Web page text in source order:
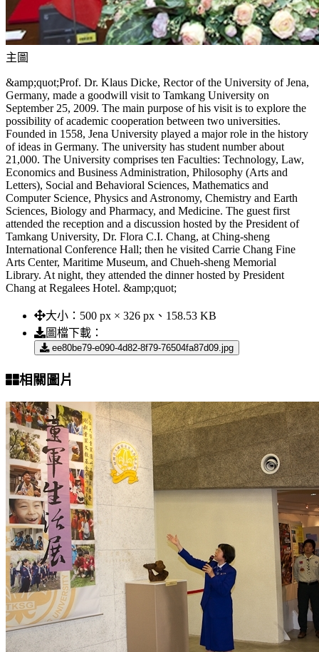
主圖
&amp;quot;Prof. Dr. Klaus Dicke, Rector of the University of Jena,
Germany, made a goodwill visit to Tamkang University on
September 25, 2009. The main purpose of his visit is to explore the
possibility of academic cooperation between two universities.
Founded in 1558, Jena University played a major role in the history
of ideas in Germany. The university has student number about
21,000. The University comprises ten Faculties: Technology, Law,
Economics and Business Administration, Philosophy (Arts and
Letters), Social and Behavioral Sciences, Mathematics and
Computer Science, Physics and Astronomy, Chemistry and Earth
Sciences, Biology and Pharmacy, and Medicine. The guest first
attended the reception and a discussion hosted by the President of
Tamkang University, Dr. Flora C.I. Chang, at Ching-sheng
International Conference Hall; then he visited Carrie Chang Fine
Arts Center, Maritime Museum, and Chueh-sheng Memorial
Library. At night, they attended the dinner hosted by President
Chang at Regalees Hotel. &amp;quot;
大小： 500 px × 326 px、158.53 KB
圖檔下載：
ee80be79-e090-4d82-8f79-76504fa87d09.jpg
相關圖片